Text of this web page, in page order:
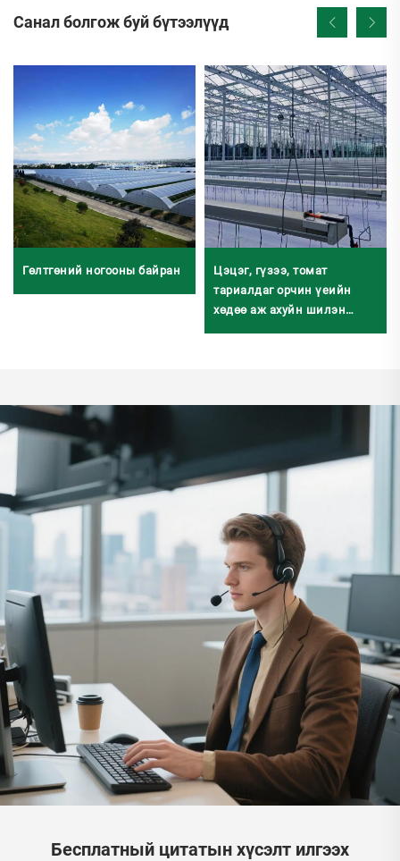
Санал болгож буй бүтээлүүд
Гөлтгөний ногооны байран
Цэцэг, гүзээ, томат
тариалдаг орчин үеийн
хөдөө аж ахуйн шилэн
Бесплатный цитатын хүсэлт илгээх